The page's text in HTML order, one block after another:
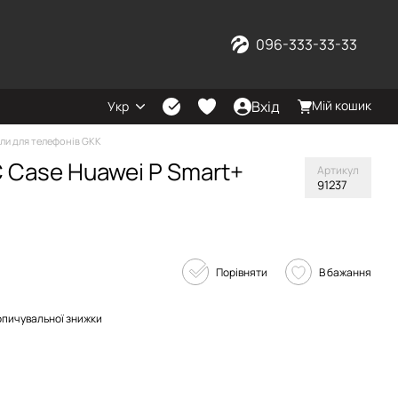
096-333-33-33
Укр Вхід Мій кошик
для телефонів GKK
Case Huawei P Smart+
Артикул
91237
Порівняти В бажання
знижки